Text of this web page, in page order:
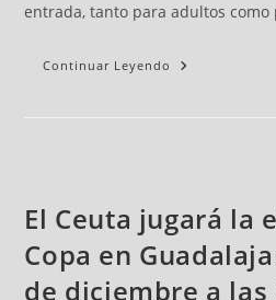
entrada, tanto para adultos como
Continuar Leyendo
El Ceuta jugará la
Copa en
de diciembre a las